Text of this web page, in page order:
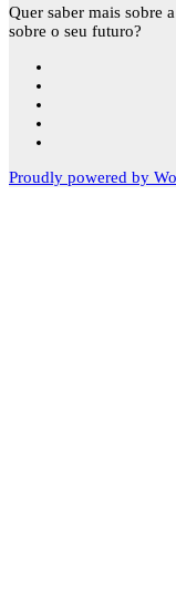
Quer saber mais sobre
sobre o seu futuro?
Proudly powered by